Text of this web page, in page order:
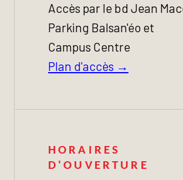
Accès par le bd Jean
Parking Balsan'éo et
Campus Centre
Plan d'accès →
HORAIRES
D'OUVERTURE